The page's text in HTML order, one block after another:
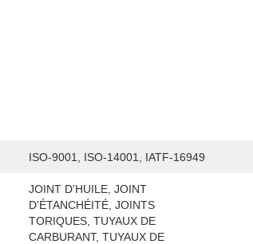
ISO-9001, ISO-14001, IATF-16949
JOINT D'HUILE, JOINT
D'ÉTANCHÉITÉ, JOINTS
TORIQUES, TUYAUX DE
CARBURANT, TUYAUX DE